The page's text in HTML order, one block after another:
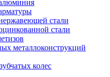
стали
стали
металлоконструкций
колес